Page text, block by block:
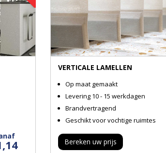
VERTICALE LAMELLEN
Op maat gemaakt
Levering 10 - 15 werkdagen
Brandvertragend
Geschikt voor vochtige ruimtes
Bereken uw prijs